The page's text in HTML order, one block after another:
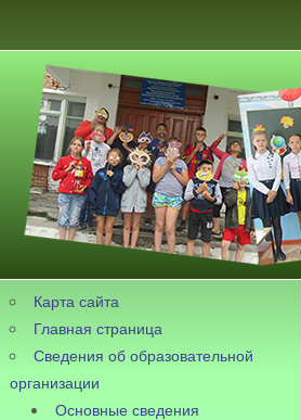
Карта сайта
Главная страница
Сведения об образовательной
организации
Основные сведения